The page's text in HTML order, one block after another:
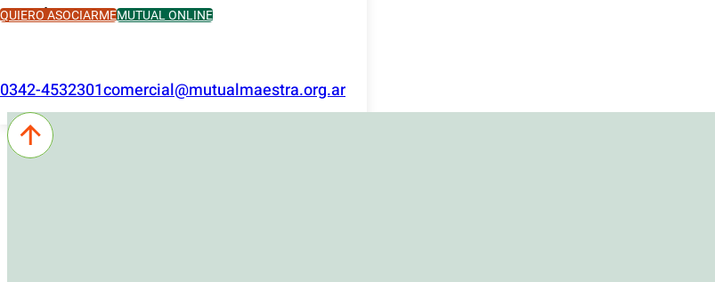
QUIERO ASOCIARMEMUTUAL ONLINE
0342-4532301comercial@mutualmaestra.org.ar